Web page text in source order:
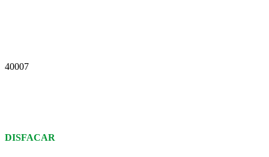
40007
DISFACAR